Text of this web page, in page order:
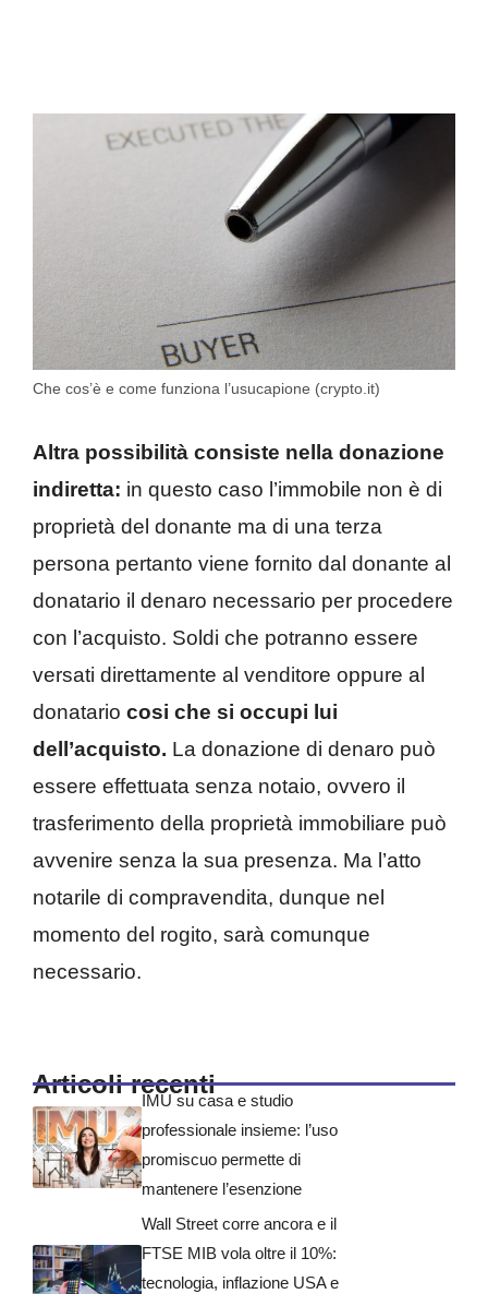
Che cos’è e come funziona l’usucapione (crypto.it)
Altra possibilità consiste nella donazione
indiretta: in questo caso l’immobile non è di
proprietà del donante ma di una terza
persona pertanto viene fornito dal donante al
donatario il denaro necessario per procedere
con l’acquisto. Soldi che potranno essere
versati direttamente al venditore oppure al
donatario cosi che si occupi lui
dell’acquisto. La donazione di denaro può
essere effettuata senza notaio, ovvero il
trasferimento della proprietà immobiliare può
avvenire senza la sua presenza. Ma l’atto
notarile di compravendita, dunque nel
momento del rogito, sarà comunque
necessario.
Articoli recenti
IMU su casa e studio
professionale insieme: l’uso
promiscuo permette di
mantenere l’esenzione
Wall Street corre ancora e il
FTSE MIB vola oltre il 10%:
tecnologia, inflazione USA e